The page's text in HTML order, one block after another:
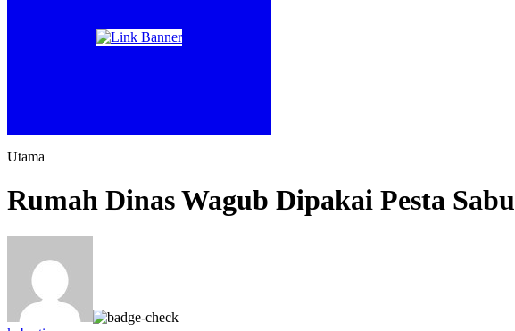
Utama
Rumah Dinas Wagub Dipakai Pesta Sabu